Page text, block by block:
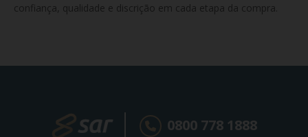
confiança, qualidade e discrição em cada etapa da compra.
0800 778 1888